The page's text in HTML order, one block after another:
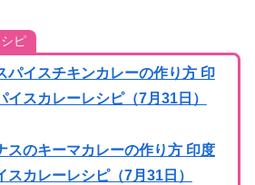
ピ
パイスチキンカレーの作り方 印
イスカレーレシピ（7月31日）
スのキーマカレーの作り方 印度
スカレーレシピ（7月31日）